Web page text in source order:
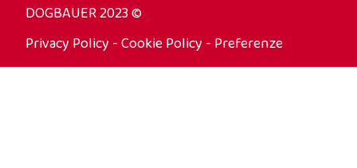
DOGBAUER 2023 ©
Privacy Policy -Cookie Policy - Preferenze